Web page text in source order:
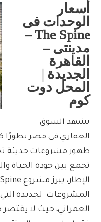
أسعار
الوحدات فى
The Spine –
مدينتى –
القاهرة
الجديدة |
المحل دوت
كوم
يشهد السوق
العقاري في مصر تطورًا
ظهور مشروعات حديثة
تجمع بين جودة الحياة
المشروعات الجديدة
العمراني، حيث لا يقتصر